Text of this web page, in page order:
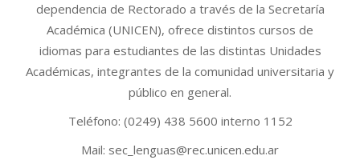
dependencia de Rectorado a través de la Secretaría
Académica (UNICEN), ofrece distintos cursos de
idiomas para estudiantes de las distintas Unidades
Académicas, integrantes de la comunidad universitaria y
público en general.
Teléfono: (0249) 438 5600 interno 1152
Mail: sec_lenguas@rec.unicen.edu.ar